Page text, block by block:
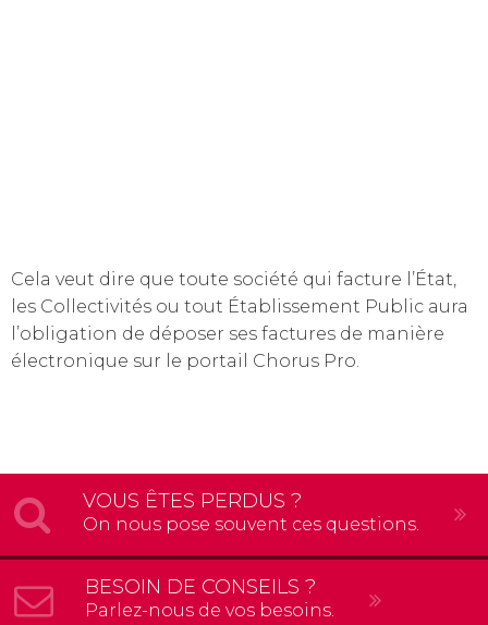
Cela veut dire que toute société qui facture l’État,
les Collectivités ou tout Établissement Public aura
l’obligation de déposer ses factures de manière
électronique sur le portail Chorus Pro.
VOUS ÊTES PERDUS ?
On nous pose souvent ces questions.
BESOIN DE CONSEILS ?
Parlez-nous de vos besoins.